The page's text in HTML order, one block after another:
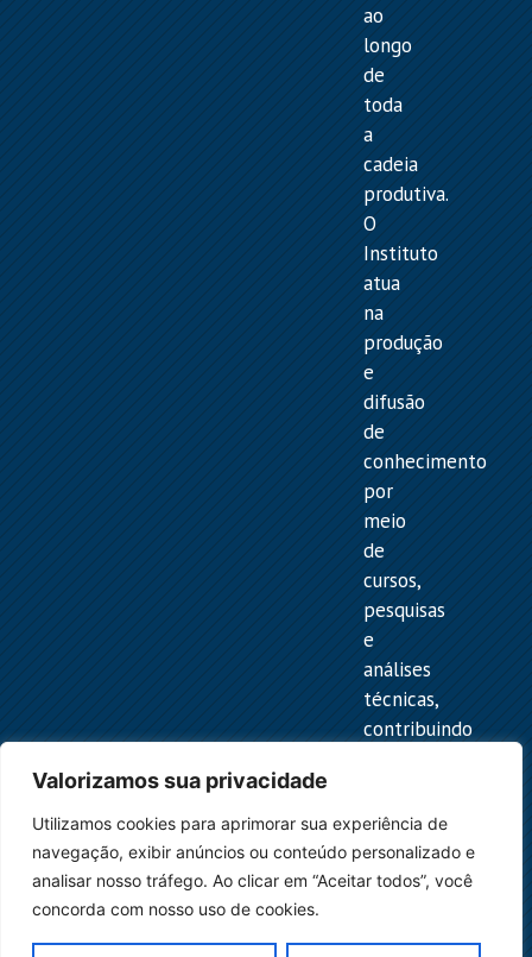
Valorizamos sua privacidade
Utilizamos cookies para aprimorar sua experiência de
navegação, exibir anúncios ou conteúdo personalizado e
analisar nosso tráfego. Ao clicar em “Aceitar todos”, você
concorda com nosso uso de cookies.
ao
longo
de
toda
a
cadeia
produtiva.
O
Instituto
atua
na
produção
e
difusão
de
conhecimento
por
meio
de
cursos,
pesquisas
e
análises
técnicas,
contribuindo
melhor
compreensão
das
e